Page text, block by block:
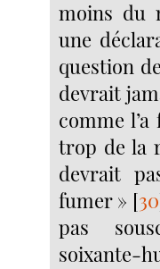
moins du
une
question
devrait
comme
trop de la
devrait
fumer » [30
pas
soixante-